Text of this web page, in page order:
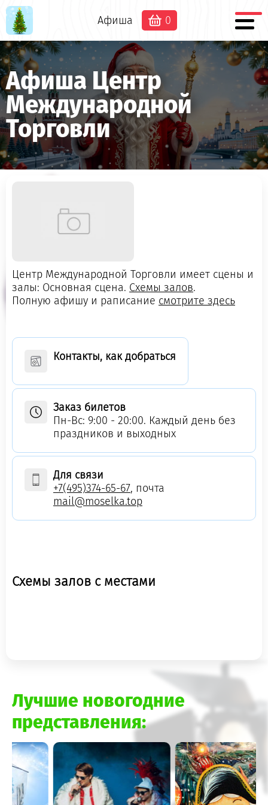
Афиша 0
Афиша Центр
Международной
Торговли
Центр Международной Торговли имеет сцены и
залы: Основная сцена. Схемы залов.
Полную афишу и раписание смотрите здесь
Контакты, как добраться
Заказ билетов
Пн-Вс: 9:00 - 20:00. Каждый день без
праздников и выходных
Для связи
+7(495)374-65-67, почта
mail@moselka.top
Схемы залов с местами
Лучшие новогодние
представления: